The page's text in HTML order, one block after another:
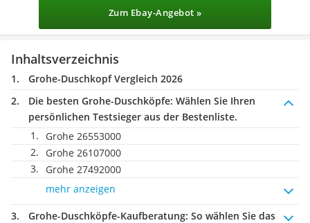
Zum Ebay-Angebot »
Inhaltsverzeichnis
Grohe-Duschkopf Vergleich 2026
Die besten Grohe-Duschköpfe: Wählen Sie Ihren
persönlichen Testsieger aus der Bestenliste.
Grohe 26553000
Grohe 26107000
Grohe 27492000
mehr anzeigen
Grohe-Duschköpfe-Kaufberatung: So wählen Sie das